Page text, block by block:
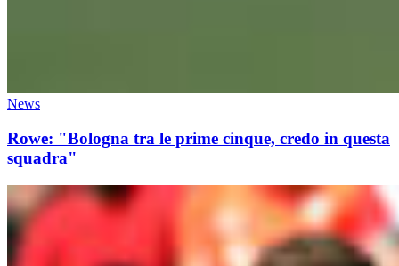
News
Rowe: "Bologna tra le prime cinque, credo in questa
squadra"